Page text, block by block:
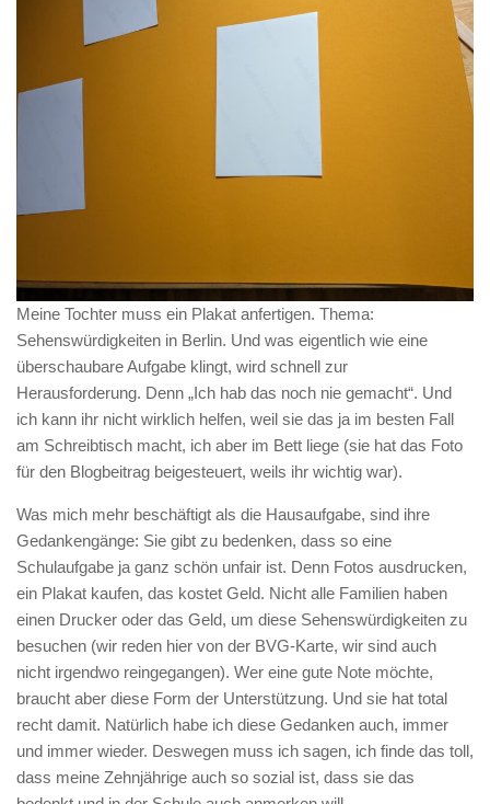
Meine Tochter muss ein Plakat anfertigen. Thema:
Sehenswürdigkeiten in Berlin. Und was eigentlich wie eine
überschaubare Aufgabe klingt, wird schnell zur
Herausforderung. Denn „Ich hab das noch nie gemacht“. Und
ich kann ihr nicht wirklich helfen, weil sie das ja im besten Fall
am Schreibtisch macht, ich aber im Bett liege (sie hat das Foto
für den Blogbeitrag beigesteuert, weils ihr wichtig war).
Was mich mehr beschäftigt als die Hausaufgabe, sind ihre
Gedankengänge: Sie gibt zu bedenken, dass so eine
Schulaufgabe ja ganz schön unfair ist. Denn Fotos ausdrucken,
ein Plakat kaufen, das kostet Geld. Nicht alle Familien haben
einen Drucker oder das Geld, um diese Sehenswürdigkeiten zu
besuchen (wir reden hier von der BVG-Karte, wir sind auch
nicht irgendwo reingegangen). Wer eine gute Note möchte,
braucht aber diese Form der Unterstützung. Und sie hat total
recht damit. Natürlich habe ich diese Gedanken auch, immer
und immer wieder. Deswegen muss ich sagen, ich finde das toll,
dass meine Zehnjährige auch so sozial ist, dass sie das